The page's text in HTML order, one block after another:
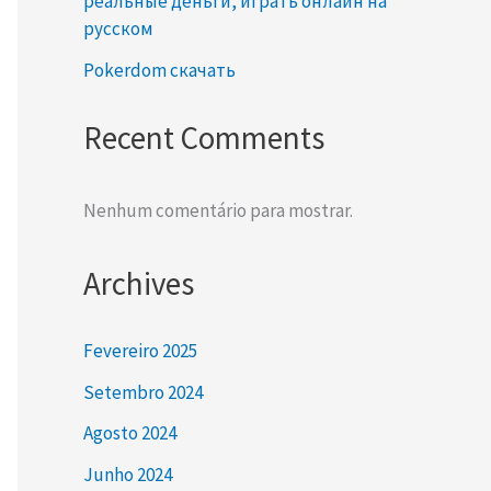
русском
Pokerdom скачать
Recent Comments
Nenhum comentário para mostrar.
Archives
Fevereiro 2025
Setembro 2024
Agosto 2024
Junho 2024